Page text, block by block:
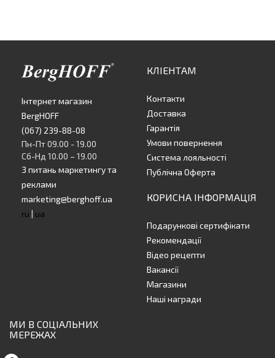
Інтернет магазин
BergHOFF
(067) 239-88-08
Пн-Пт 09.00 - 19.00
Сб-Нд 10.00 – 19.00
З питань маркетингу та
реклами
marketing@berghoff.ua
ru | ua
КЛІЕНТАМ
Контакти
Доставка
Гарантія
Умови повернення
Система лояльності
Публічна Оферта
КОРИСНА ІНФОРМАЦІЯ
Подарункові сертифікати
Рекомендації
Відео рецепти
Вакансії
Магазини
Наші награди
МИ В СОЦІАЛЬНИХ
МЕРЕЖАХ